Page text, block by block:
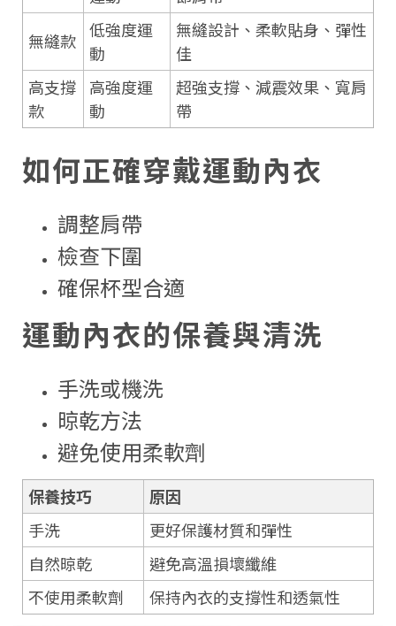
無縫款 低強度運
動
無縫設計、柔軟貼身、彈性
佳
高支撐
款
高強度運
動
超強支撐、減震效果、寬肩
帶
如何正確穿戴運動內衣
調整肩帶
檢查下圍
確保杯型合適
運動內衣的保養與清洗
手洗或機洗
晾乾方法
避免使用柔軟劑
保養技巧
原因
手洗
更好保護材質和彈性
自然晾乾
避免高溫損壞纖維
不使用柔軟劑
保持內衣的支撐性和透氣性